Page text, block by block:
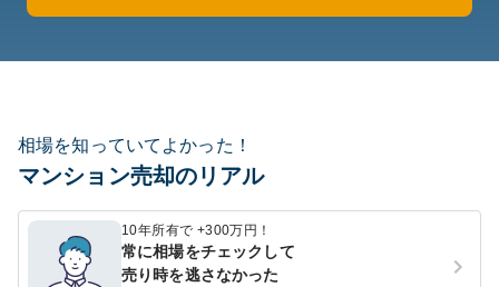
相場を知っていてよかった！
マンション売却のリアル
10年所有で +300万円！
常に相場をチェックして
売り時を逃さなかった